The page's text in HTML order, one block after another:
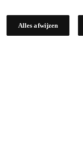
Alles afwijzen